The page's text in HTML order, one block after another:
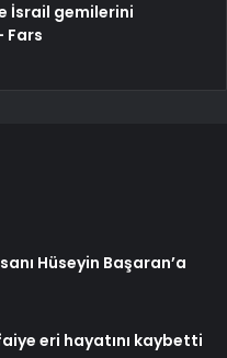
İsrail gemilerini
Fars
Hüseyin Başaran’a
eri hayatını kaybetti